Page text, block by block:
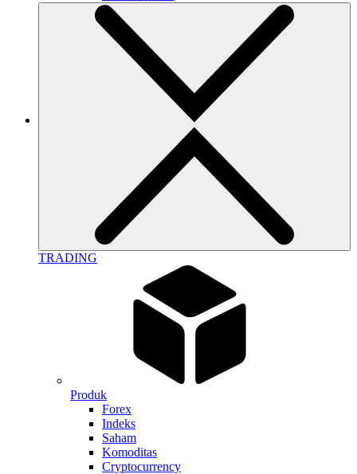
TRADING
Produk
Forex
Indeks
Saham
Komoditas
Cryptocurrency